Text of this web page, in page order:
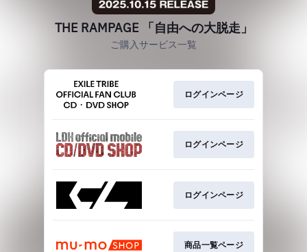
THE RAMPAGE 「自由への大脱走」
ご購入サービス一覧
ログインページ
ログインページ
ログインページ
商品一覧ページ